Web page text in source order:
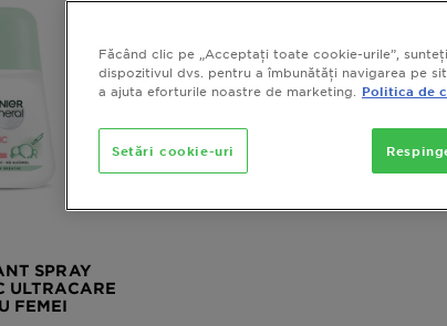
SPRAY
ULTRACARE
FEMEI
Făcând clic pe „Acceptați toate cookie-urile”,
dispozitivul dvs. pentru a îmbunătăți navigarea pe
a ajuta eforturile noastre de marketing.
Politica de
Setări cookie-uri